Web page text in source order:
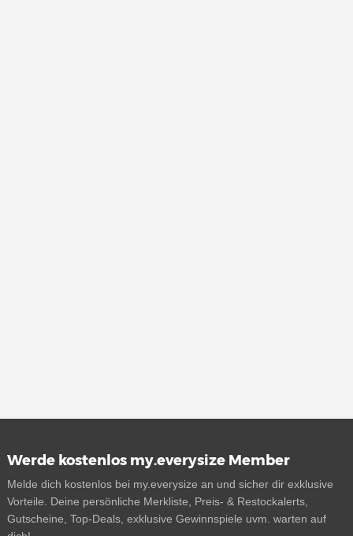
Werde kostenlos my.everysize Member
Melde dich kostenlos bei my.everysize an und sicher dir exklusive
Vorteile. Deine persönliche Merkliste, Preis- & Restockalerts,
Gutscheine, Top-Deals, exklusive Gewinnspiele uvm. warten auf